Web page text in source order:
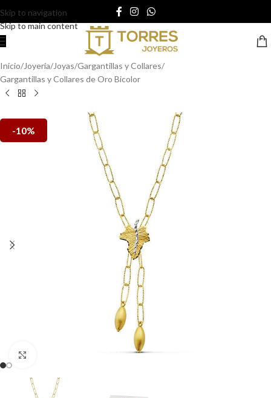
Skip to navigation
Skip to main content
Inicio/Joyería/Joyas/Gargantillas y Collares/
Gargantillas y Collares de Oro Bicolor
-10%